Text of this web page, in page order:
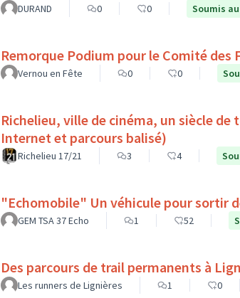
DURAND 0 0 Soumis
Remorque Podium pour le Comité des
Vernou en Fête 0 0
Richelieu, ville de cinéma, un siècle
Internet et parcours balisé)
Richelieu 17/21 3 4
"Echomobile" Un véhicule pour sortir
GEM TSA 37 Echo 1 52
Des parcours de trail permanents à
Les runners de Lignières 1 0